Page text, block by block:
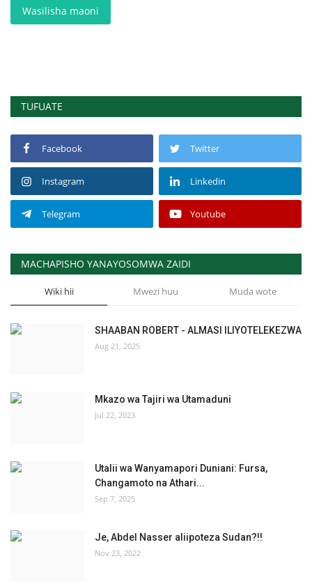
Wasilisha maoni
TUFUATE
Facebook Twitter
Instagram Linkedin
Telegram Youtube
MACHAPISHO YANAYOSOMWA ZAIDI
Wiki hii Mwezi huu Muda wote
SHAABAN ROBERT - ALMASI ILIYOTELEKEZWA
Aug 21, 2025
Mkazo wa Tajiri wa Utamaduni
Jul 22, 2023
Utalii wa Wanyamapori Duniani: Fursa,
Changamoto na Athari...
Sep 7, 2025
Je, Abdel Nasser aliipoteza Sudan?!!
Nov 23, 2022